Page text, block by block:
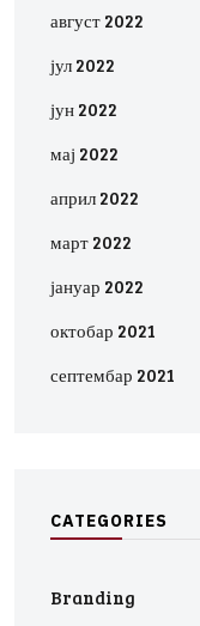
август 2022
јул 2022
јун 2022
мај 2022
април 2022
март 2022
јануар 2022
октобар 2021
септембар 2021
CATEGORIES
Branding